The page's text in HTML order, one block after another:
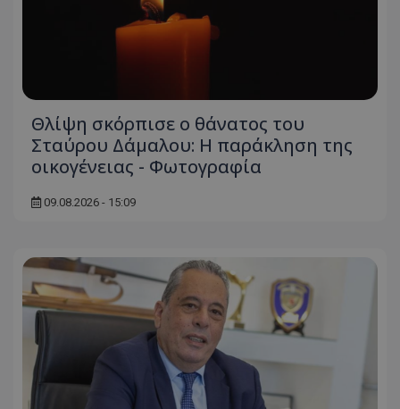
Θλίψη σκόρπισε ο θάνατος του
Σταύρου Δάμαλου: Η παράκληση της
οικογένειας - Φωτογραφία
09.08.2026 - 15:09